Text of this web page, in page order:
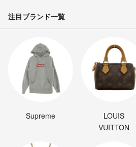
注目ブランド一覧
Supreme
LOUIS
VUITTON